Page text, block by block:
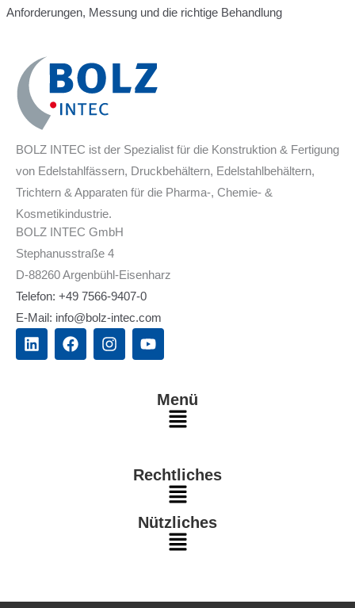
Anforderungen, Messung und die richtige Behandlung
BOLZ INTEC ist der Spezialist für die Konstruktion & Fertigung
von Edelstahlfässern, Druckbehältern, Edelstahlbehältern,
Trichtern & Apparaten für die Pharma-, Chemie- &
Kosmetikindustrie.
BOLZ INTEC GmbH
Stephanusstraße 4
D-88260 Argenbühl-Eisenharz
Telefon: +49 7566-9407-0
E-Mail: info@bolz-intec.com
L
i
F
a
I
n
Y
o
Menü
Main
Rechtliches
Main
Menu
Nützliches
Main